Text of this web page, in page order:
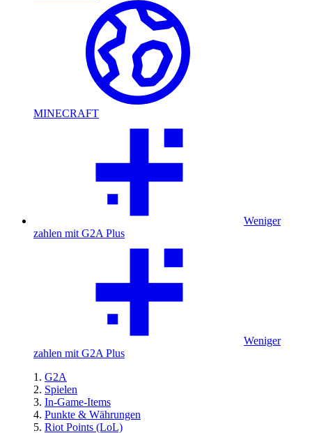
MINECRAFT
Weniger
zahlen mit G2A Plus
Weniger
zahlen mit G2A Plus
G2A
Spielen
In-Game-Items
Punkte & Währungen
Riot Points (LoL)